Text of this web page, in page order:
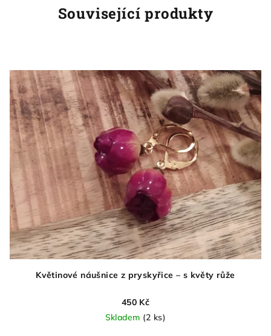
Související produkty
Květinové náušnice z pryskyřice – s květy růže
450 Kč
Skladem (2 ks)